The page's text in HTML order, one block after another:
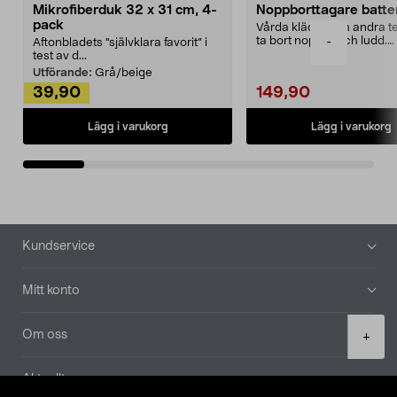
-
+
Mikrofiberduk 32 x 31 cm, 4-
pack
Aftonbladets "självklara favorit” i
test av d...
Utförande: Grå/beige
39,90
Lägg i varukorg
Noppborttagare
Vårda kläder och andra
ta bort noppor och ludd.
149,90
Lägg i varukorg
Sidfot
Kundservice
Mitt konto
Om oss
Aktuellt